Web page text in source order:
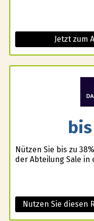
Jetzt zum
Nützen Sie bis zu
der Abteilung Sale in
Nutzen Sie diesen